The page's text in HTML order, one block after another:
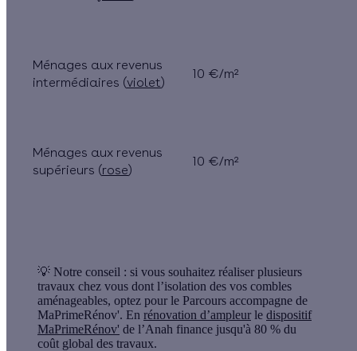
Ménages aux revenus
intermédiaires (violet)
10 €/m²
Ménages aux revenus
supérieurs (rose)
10 €/m²
💡 Notre conseil : si vous souhaitez réaliser plusieurs
travaux chez vous dont l’isolation des vos combles
aménageables, optez pour le Parcours accompagne de
MaPrimeRénov'. En rénovation d’ampleur le dispositif
MaPrimeRénov' de l’Anah finance jusqu'à 80 % du
coût global des travaux.